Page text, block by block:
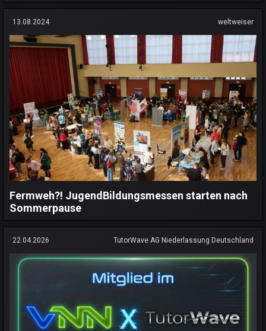
13.08.2024 weltweiser
Fermweh?! JugendBildungsmessen starten nach
Sommerpause
22.04.2026 TutorWave AG Niederlassung Deutschland